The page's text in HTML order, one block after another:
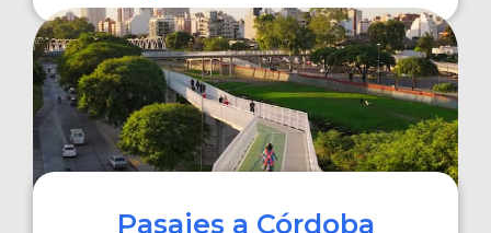
COMPRAR
Pasajes a Córdoba